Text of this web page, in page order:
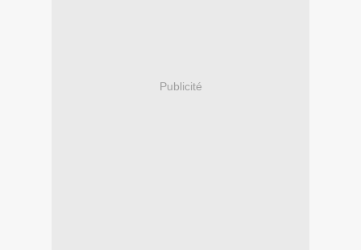
Publicité